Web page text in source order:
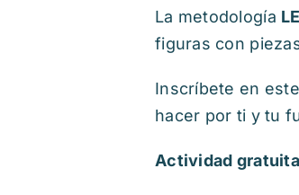
La metodología
figuras con
Inscríbete en
hacer por ti y tu
Actividad